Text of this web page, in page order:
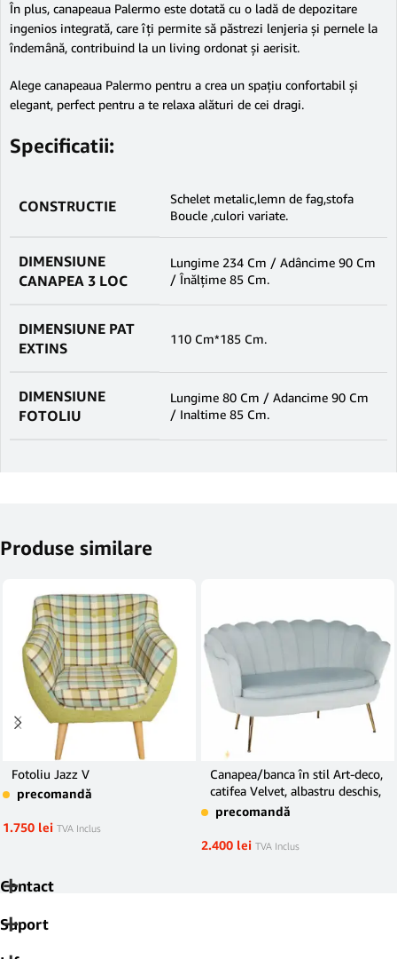
În plus, canapeaua Palermo este dotată cu o ladă de depozitare
ingenios integrată, care îți permite să păstrezi lenjeria și pernele la
îndemână, contribuind la un living ordonat și aerisit.
Alege canapeaua Palermo pentru a crea un spațiu confortabil și
elegant, perfect pentru a te relaxa alături de cei dragi.
Specificatii:
CONSTRUCTIE
Schelet metalic,lemn de fag,stofa
Boucle ,culori variate.
DIMENSIUNE
CANAPEA 3 LOC
Lungime 234 Cm / Adâncime 90 Cm
/ Înălțime 85 Cm.
DIMENSIUNE PAT
EXTINS
110 Cm*185 Cm.
DIMENSIUNE
FOTOLIU
Lungime 80 Cm / Adancime 90 Cm
/ Inaltime 85 Cm.
Produse similare
Fotoliu Jazz V
precomandă
1.750 lei TVA Inclus
Canapea/banca în stil Art-deco,
catifea Velvet, albastru deschis,
NOBLIN
precomandă
2.400 lei TVA Inclus
Contact
Suport